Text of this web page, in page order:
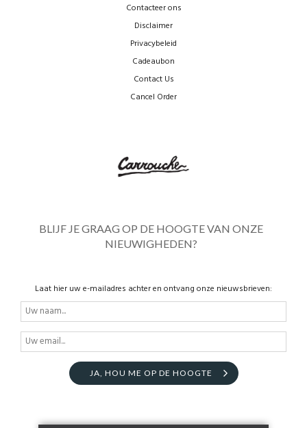
Contacteer ons
Disclaimer
Privacybeleid
Cadeaubon
Contact Us
Cancel Order
BLIJF JE GRAAG OP DE HOOGTE VAN ONZE
NIEUWIGHEDEN?
Laat hier uw e-mailadres achter en ontvang onze nieuwsbrieven:
JA, HOU ME OP DE HOOGTE